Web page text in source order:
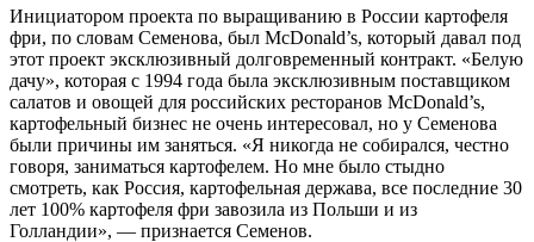
Инициатором проекта по выращиванию в России картофеля
фри, по словам Семенова, был McDonald’s, который давал под
этот проект эксклюзивный долговременный контракт. «Белую
дачу», которая с 1994 года была эксклюзивным поставщиком
салатов и овощей для российских ресторанов McDonald’s,
картофельный бизнес не очень интересовал, но у Семенова
были причины им заняться. «Я никогда не собирался, честно
говоря, заниматься картофелем. Но мне было стыдно
смотреть, как Россия, картофельная держава, все последние 30
лет 100% картофеля фри завозила из Польши и из
Голландии», — признается Семенов.